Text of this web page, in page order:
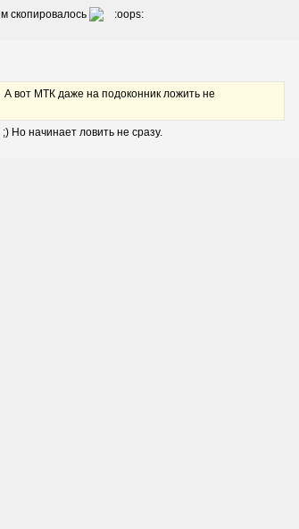
скопировалось
А вот МТК даже на подоконник ложить не
Но начинает ловить не сразу.